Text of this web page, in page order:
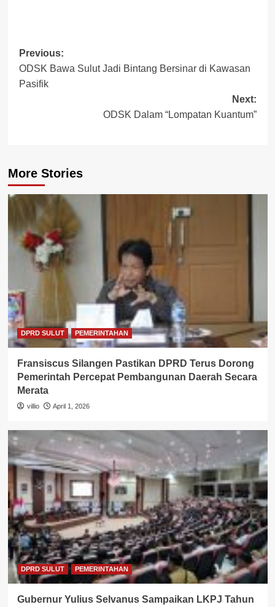
Post
navigation
Previous:
ODSK Bawa Sulut Jadi Bintang Bersinar di Kawasan
Pasifik
Next:
ODSK Dalam “Lompatan Kuantum”
More Stories
DPRD SULUT PEMERINTAHAN
Fransiscus Silangen Pastikan DPRD Terus Dorong
Pemerintah Percepat Pembangunan Daerah Secara
Merata
villio April 1, 2026
DPRD SULUT PEMERINTAHAN
Gubernur Yulius Selvanus Sampaikan LKPJ Tahun